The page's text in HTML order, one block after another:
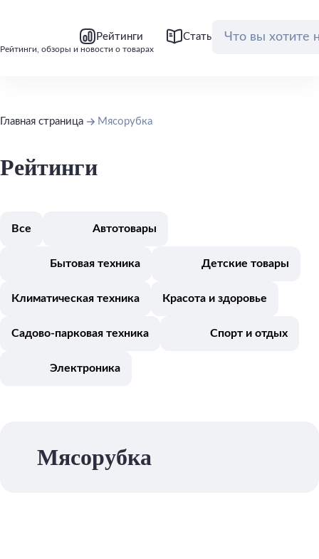
Рейтинги, обзоры и новости о товарах
Рейтинги Статьи Обзоры
Главная страница Мясорубка
Рейтинги
Все Автотовары
Бытовая техника Детские товары
Климатическая техника Красота и здоровье
Садово-парковая техника Спорт и отдых
Электроника
Мясорубка